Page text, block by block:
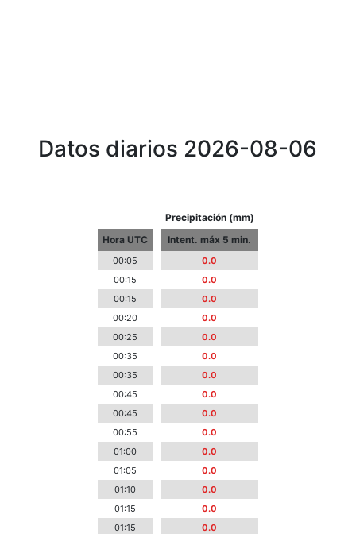
Datos diarios 2026-08-06
Precipitación (mm)
Hora UTC
Intent. máx 5 min.
00:05
0.0
00:15
0.0
00:15
0.0
00:20
0.0
00:25
0.0
00:35
0.0
00:35
0.0
00:45
0.0
00:45
0.0
00:55
0.0
01:00
0.0
01:05
0.0
01:10
0.0
01:15
0.0
01:15
0.0